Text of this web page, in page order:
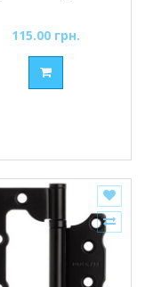
115.00 грн.